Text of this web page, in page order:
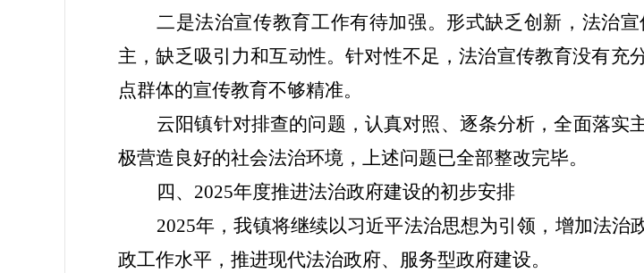
二是法治宣传教育工作有待加强。形式缺乏创新，法治
主，缺乏吸引力和互动性。针对性不足，法治宣传教育没有
点群体的宣传教育不够精准。
云阳镇针对排查的问题，认真对照、逐条分析，全面落实
极营造良好的社会法治环境 ，上述问题已全部整改完毕。
四、 2025年度推进法治政府建设的初步安排
2025年，我镇将继续以习近平法治思想为引领，增加法
政工作水平，推进现代法治政府、服务型政府建设。